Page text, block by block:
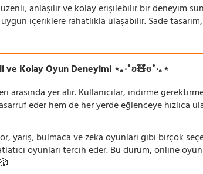
anlaşılır ve kolay erişilebilir bir deneyim
içeriklere rahatlıkla ulaşabilir. Sade
Kolay Oyun Deneyimi ⋆｡‧˚ʚ🧸ɞ˚‧｡⋆
yer alır. Kullanıcılar, indirme
eder hem de her yerde eğlenceye hızlıca
bulmaca ve zeka oyunları gibi birçok
oyunları tercih eder. Bu durum, online